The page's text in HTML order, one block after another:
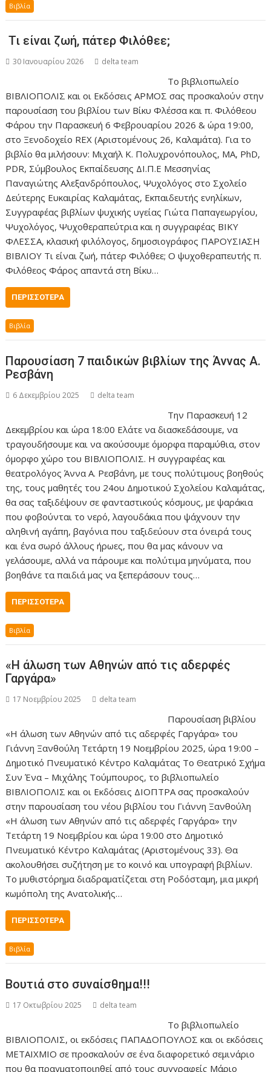
Βιβλία
Τι είναι ζωή, πάτερ Φιλόθεε;
30 Ιανουαρίου 2026 delta team
Το βιβλιοπωλείο
ΒΙΒΛΙΟΠΟΛΙΣ και οι Εκδόσεις ΑΡΜΟΣ σας προσκαλούν στην
παρουσίαση του βιβλίου των Βίκυ Φλέσσα και π. Φιλόθεου
Φάρου την Παρασκευή 6 Φεβρουαρίου 2026 & ώρα 19:00,
στο Ξενοδοχείο REX (Αριστομένους 26, Καλαμάτα). Για το
βιβλίο θα μιλήσουν: Μιχαήλ Κ. Πολυχρονόπουλος, ΜΑ, PhD,
PDR, Σύμβουλος Εκπαίδευσης ΔΙ.Π.Ε Μεσσηνίας
Παναγιώτης Αλεξανδρόπουλος, Ψυχολόγος στο Σχολείο
Δεύτερης Ευκαιρίας Καλαμάτας, Εκπαιδευτής ενηλίκων,
Συγγραφέας βιβλίων ψυχικής υγείας Γιώτα Παπαγεωργίου,
Ψυχολόγος, Ψυχοθεραπεύτρια και η συγγραφέας ΒΙΚΥ
ΦΛΕΣΣΑ, κλασική φιλόλογος, δημοσιογράφος ΠΑΡΟΥΣΙΑΣΗ
ΒΙΒΛΙΟΥ Τι είναι ζωή, πάτερ Φιλόθεε; Ο ψυχοθεραπευτής π.
Φιλόθεος Φάρος απαντά στη Βίκυ…
ΠΕΡΙΣΣΌΤΕΡΑ
Βιβλία
Παρουσίαση 7 παιδικών βιβλίων της Άννας Α.
Ρεσβάνη
6 Δεκεμβρίου 2025 delta team
Την Παρασκευή 12
Δεκεμβρίου και ώρα 18:00 Ελάτε να διασκεδάσουμε, να
τραγουδήσουμε και να ακούσουμε όμορφα παραμύθια, στον
όμορφο χώρο του ΒΙΒΛΙΟΠΟΛΙΣ. Η συγγραφέας και
θεατρολόγος Άννα Α. Ρεσβάνη, με τους πολύτιμους βοηθούς
της, τους μαθητές του 24ου Δημοτικού Σχολείου Καλαμάτας,
θα σας ταξιδέψουν σε φανταστικούς κόσμους, με ψαράκια
που φοβούνται το νερό, λαγουδάκια που ψάχνουν την
αληθινή αγάπη, βαγόνια που ταξιδεύουν στα όνειρά τους
και ένα σωρό άλλους ήρωες, που θα μας κάνουν να
γελάσουμε, αλλά να πάρουμε και πολύτιμα μηνύματα, που
βοηθάνε τα παιδιά μας να ξεπεράσουν τους…
ΠΕΡΙΣΣΌΤΕΡΑ
Βιβλία
«Η άλωση των Αθηνών από τις αδερφές
Γαργάρα»
17 Νοεμβρίου 2025 delta team
Παρουσίαση βιβλίου
«Η άλωση των Αθηνών από τις αδερφές Γαργάρα» του
Γιάννη Ξανθούλη Τετάρτη 19 Νοεμβρίου 2025, ώρα 19:00 –
Δημοτικό Πνευματικό Κέντρο Καλαμάτας Το Θεατρικό Σχήμα
Συν Ένα – Μιχάλης Τούμπουρος, το βιβλιοπωλείο
ΒΙΒΛΙΟΠΟΛΙΣ και οι Εκδόσεις ΔΙΟΠΤΡΑ σας προσκαλούν
στην παρουσίαση του νέου βιβλίου του Γιάννη Ξανθούλη
«Η άλωση των Αθηνών από τις αδερφές Γαργάρα» την
Τετάρτη 19 Νοεμβρίου και ώρα 19:00 στο Δημοτικό
Πνευματικό Κέντρο Καλαμάτας (Αριστομένους 33). Θα
ακολουθήσει συζήτηση με το κοινό και υπογραφή βιβλίων.
Το μυθιστόρημα διαδραματίζεται στη Ροδόσταμη, μια μικρή
κωμόπολη της Ανατολικής…
ΠΕΡΙΣΣΌΤΕΡΑ
Βιβλία
Βουτιά στο συναίσθημα!!!
17 Οκτωβρίου 2025 delta team
Το βιβλιοπωλείο
ΒΙΒΛΙΟΠΟΛΙΣ, οι εκδόσεις ΠΑΠΑΔΟΠΟΥΛΟΣ και οι εκδόσεις
ΜΕΤΑΙΧΜΙΟ σε προσκαλούν σε ένα διαφορετικό σεμινάριο
που θα πραγματοποιηθεί από τους συγγραφείς Μάριο